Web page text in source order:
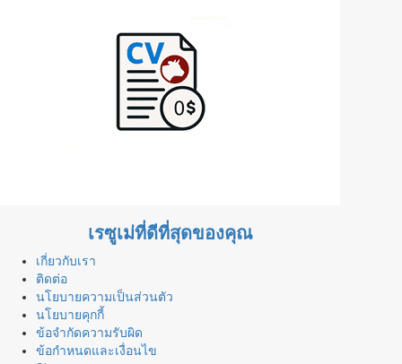
เรซูเม่ที่ดีที่สุดของคุณ
เกี่ยวกับเรา
ติดต่อ
นโยบายความเป็นส่วนตัว
นโยบายคุกกี้
ข้อจำกัดความรับผิด
ข้อกำหนดและเงื่อนไข